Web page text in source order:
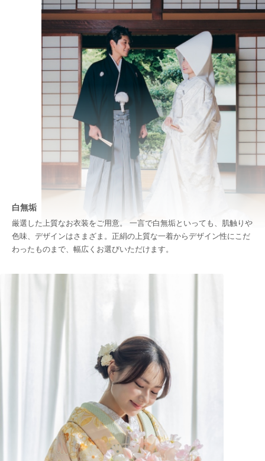
白無垢
厳選した上質なお衣装をご用意。 一言で白無垢といっても、肌触りや
色味、デザインはさまざま。正絹の上質な一着からデザイン性にこだ
わったものまで、幅広くお選びいただけます。